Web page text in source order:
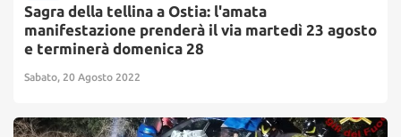
Sagra della tellina a Ostia: l'amata
manifestazione prenderà il via martedì 23 agosto
e terminerà domenica 28
Sabato, 20 Agosto 2022